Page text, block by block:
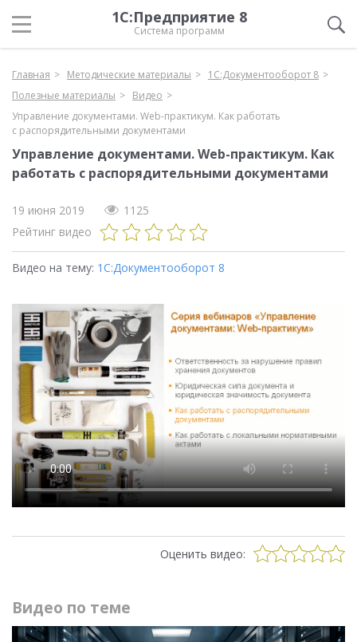
1С:Предприятие 8
Система программ
Главная Методические материалы
1С:Документооборот 8
Полезные материалы
Видео
Управление документами. Web-практикум. Как работать
с распорядительными документами
Управление документами. Web-практикум. Как
работать с распорядительными документами
19 июня 2019
1125
Рейтинг видео
Видео на тему: 1С:Документооборот 8
Оценить видео:
Видео по теме